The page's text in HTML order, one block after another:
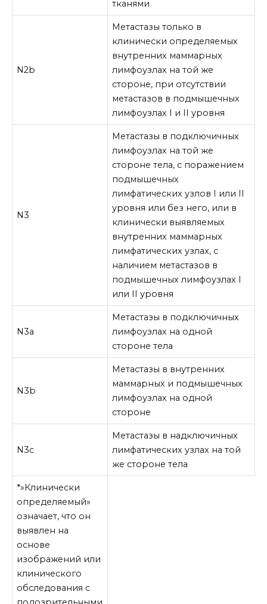
тканями
N2b
Метастазы только в
клинически определяемых
внутренних маммарных
лимфоузлах на той же
стороне, при отсутствии
метастазов в подмышечных
лимфоузлах I и II уровня
N3
Метастазы в подключичных
лимфоузлах на той же
стороне тела, с поражением
подмышечных
лимфатических узлов I или II
уровня или без него, или в
клинически выявляемых
внутренних маммарных
лимфатических узлах, с
наличием метастазов в
подмышечных лимфоузлах I
или II уровня
N3a
Метастазы в подключичных
лимфоузлах на одной
стороне тела
N3b
Метастазы в внутренних
маммарных и подмышечных
лимфоузлах на одной
стороне
N3c
Метастазы в надключичных
лимфатических узлах на той
же стороне тела
*»Клинически
определяемый»
означает, что он
выявлен на
основе
изображений или
клинического
обследования с